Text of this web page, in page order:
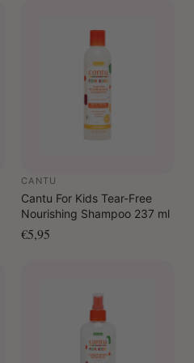
CANTU
Cantu For Kids Tear-Free
Nourishing Shampoo 237 ml
€5,95